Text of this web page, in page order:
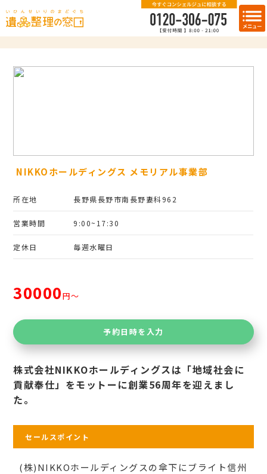
NIKKOホールディングス メモリアル事業部
所在地 長野県長野市南長野妻科962
営業時間 9:00~17:30
定休日 毎週水曜日
30000円〜
予約日時を入力
株式会社NIKKOホールディングスは「地域社会に
貢献奉仕」をモットーに創業56周年を迎えまし
た。
セールスポイント
(株)NIKKOホールディングスの傘下にブライト信州